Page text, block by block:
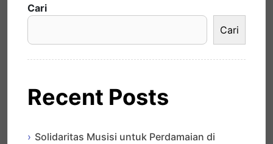
Cari
Cari
Recent Posts
Solidaritas Musisi untuk Perdamaian di